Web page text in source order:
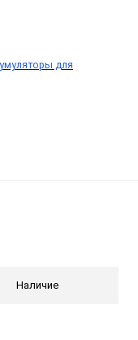
для
Наличие